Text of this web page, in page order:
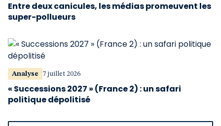
Entre deux canicules, les médias promeuvent les
super-pollueurs
Analyse 7 juillet 2026
« Successions 2027 » (France 2) : un safari
politique dépolitisé